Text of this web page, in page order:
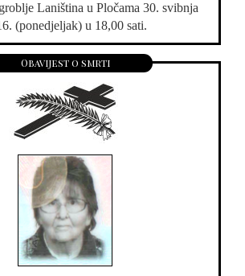
Laniština u Pločama 30. svibnja
(ponedjeljak) u 18,00 sati.
Obavijest o smrti